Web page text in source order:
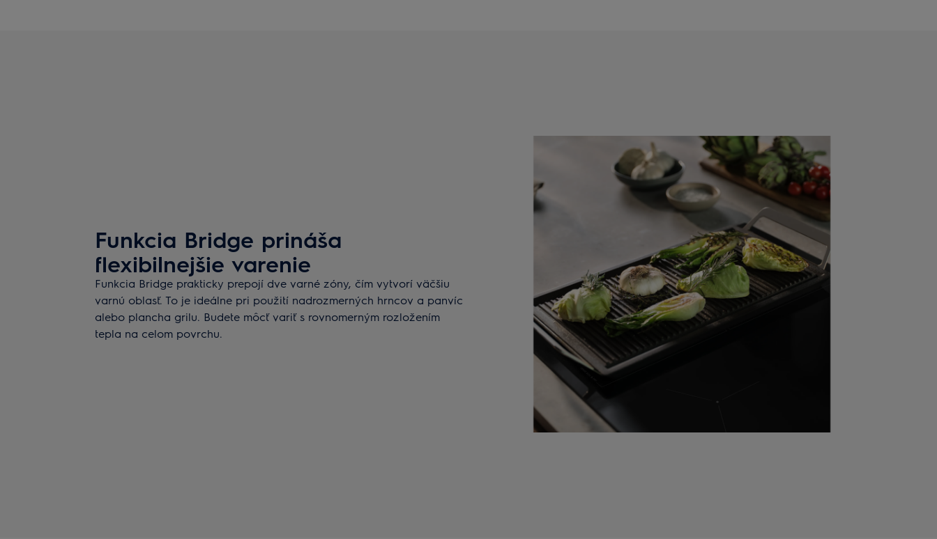
Funkcia Bridge prináša
flexibilnejšie varenie
Funkcia Bridge prakticky prepojí dve varné zóny, čím vytvorí väčšiu
varnú oblasť. To je ideálne pri použití nadrozmerných hrncov a panvíc
alebo plancha grilu. Budete môcť variť s rovnomerným rozložením
tepla na celom povrchu.